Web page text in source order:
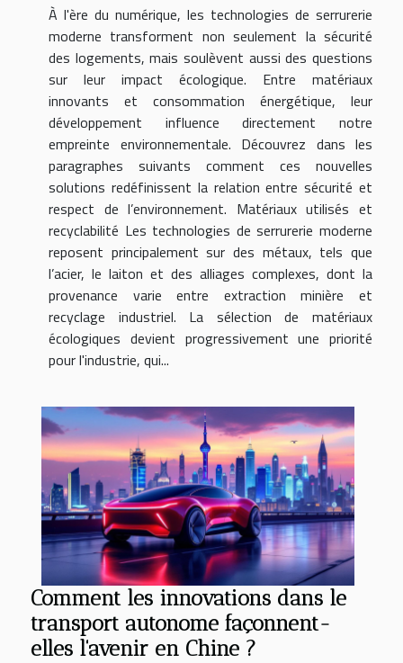
À l'ère du numérique, les technologies de serrurerie
moderne transforment non seulement la sécurité
des logements, mais soulèvent aussi des questions
sur leur impact écologique. Entre matériaux
innovants et consommation énergétique, leur
développement influence directement notre
empreinte environnementale. Découvrez dans les
paragraphes suivants comment ces nouvelles
solutions redéfinissent la relation entre sécurité et
respect de l’environnement. Matériaux utilisés et
recyclabilité Les technologies de serrurerie moderne
reposent principalement sur des métaux, tels que
l’acier, le laiton et des alliages complexes, dont la
provenance varie entre extraction minière et
recyclage industriel. La sélection de matériaux
écologiques devient progressivement une priorité
pour l'industrie, qui...
Comment les innovations dans le
transport autonome façonnent-
elles l'avenir en Chine ?